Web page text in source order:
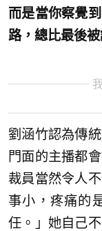
而是當你察覺
路，總比最後
劉涵竹認為傳
門面的主播都
裁員當然令人
事小，疼痛的
任。」她自己